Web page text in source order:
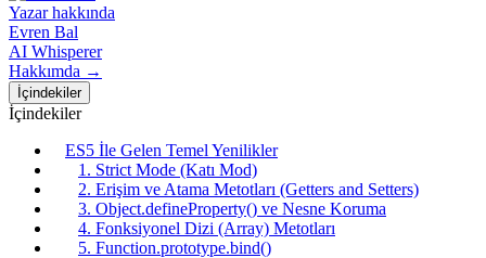
Yazar hakkında
Evren Bal
AI Whisperer
Hakkımda →
İçindekiler
İçindekiler
ES5 İle Gelen Temel Yenilikler
1. Strict Mode (Katı Mod)
2. Erişim ve Atama Metotları (Getters and Setters)
3. Object.defineProperty() ve Nesne Koruma
4. Fonksiyonel Dizi (Array) Metotları
5. Function.prototype.bind()